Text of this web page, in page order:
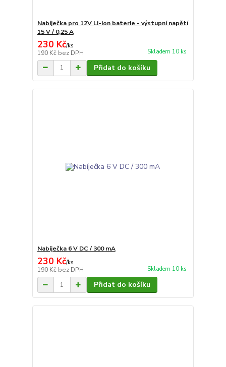
Nabíječka pro 12V Li-ion baterie - výstupní napětí
15 V / 0,25 A
230 Kč/ks
190 Kč bez DPH Skladem 10 ks
Přidat do košíku
Nabíječka 6 V DC / 300 mA
230 Kč/ks
190 Kč bez DPH Skladem 10 ks
Přidat do košíku